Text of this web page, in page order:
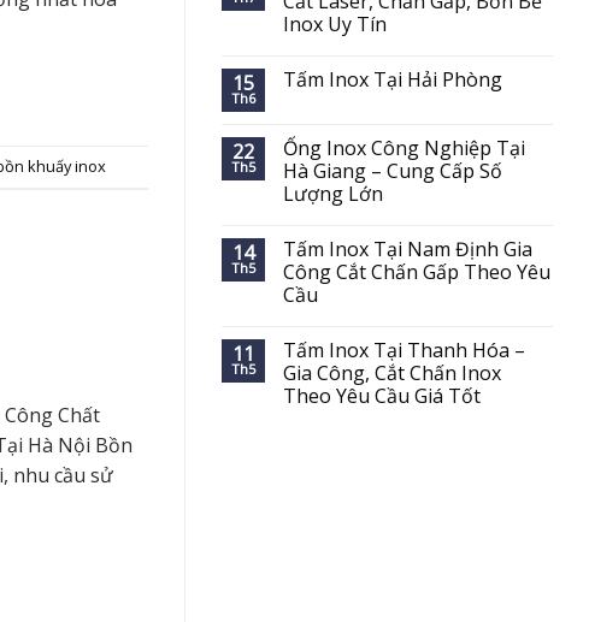
khuấy inox
Chất
Hà Nội Bồn
nhu cầu sử
Inox Uy Tín
15
Th6
Tấm Inox Tại Hải Phòng
22
Th5
Ống Inox Công Nghiệp Tại
Hà Giang – Cung Cấp Số
Lượng Lớn
14
Th5
Tấm Inox Tại Nam Định Gia
Công Cắt Chấn Gấp Theo Yêu
Cầu
11
Th5
Tấm Inox Tại Thanh Hóa –
Gia Công, Cắt Chấn Inox
Theo Yêu Cầu Giá Tốt